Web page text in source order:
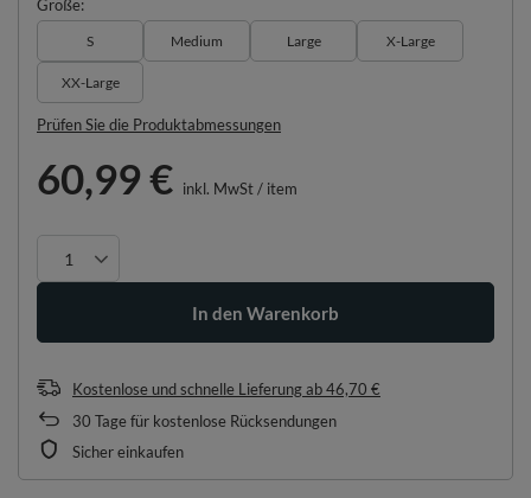
Größe
S Medium Large X-Large
XX-Large
Prüfen Sie die Produktabmessungen
60,99 € inkl. MwSt/ item
In den Warenkorb
Kostenlose und schnelle Lieferungab46,70 €
30 Tage für kostenlose Rücksendungen
Sicher einkaufen